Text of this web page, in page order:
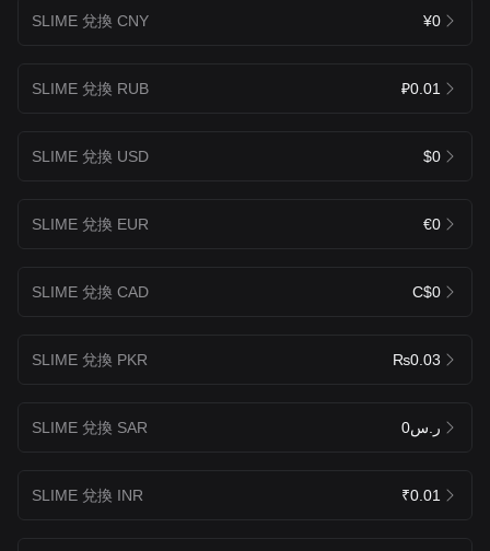
SLIME 兌換 CNY ¥0
SLIME 兌換 RUB ₽0.01
SLIME 兌換 USD $0
SLIME 兌換 EUR €0
SLIME 兌換 CAD C$0
SLIME 兌換 PKR ₨0.03
SLIME 兌換 SAR ر.س0
SLIME 兌換 INR ₹0.01